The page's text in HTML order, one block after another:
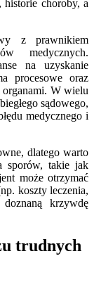
choroby, a
z prawnikiem
medycznych.
na uzyskanie
procesowe oraz
organami. W wielu
sądowego,
medycznego i
dlatego warto
sporów, takie jak
może otrzymać
koszty leczenia,
krzywdę
trudnych